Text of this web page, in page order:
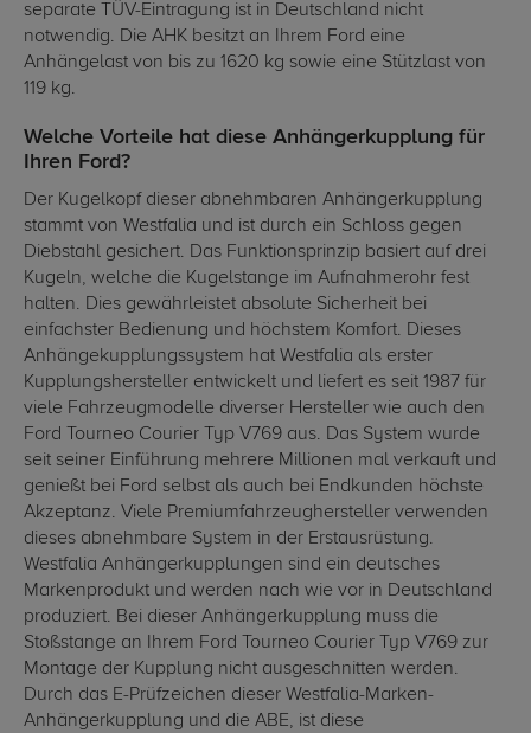
separate TÜV-Eintragung ist in Deutschland nicht
notwendig. Die AHK besitzt an Ihrem Ford eine
Anhängelast von bis zu 1620 kg sowie eine Stützlast von
119 kg.
Welche Vorteile hat diese Anhängerkupplung für
Ihren Ford?
Der Kugelkopf dieser abnehmbaren Anhängerkupplung
stammt von Westfalia und ist durch ein Schloss gegen
Diebstahl gesichert. Das Funktionsprinzip basiert auf drei
Kugeln, welche die Kugelstange im Aufnahmerohr fest
halten. Dies gewährleistet absolute Sicherheit bei
einfachster Bedienung und höchstem Komfort. Dieses
Anhängekupplungssystem hat Westfalia als erster
Kupplungshersteller entwickelt und liefert es seit 1987 für
viele Fahrzeugmodelle diverser Hersteller wie auch den
Ford Tourneo Courier Typ V769 aus. Das System wurde
seit seiner Einführung mehrere Millionen mal verkauft und
genießt bei Ford selbst als auch bei Endkunden höchste
Akzeptanz. Viele Premiumfahrzeughersteller verwenden
dieses abnehmbare System in der Erstausrüstung.
Westfalia Anhängerkupplungen sind ein deutsches
Markenprodukt und werden nach wie vor in Deutschland
produziert. Bei dieser Anhängerkupplung muss die
Stoßstange an Ihrem Ford Tourneo Courier Typ V769 zur
Montage der Kupplung nicht ausgeschnitten werden.
Durch das E-Prüfzeichen dieser Westfalia-Marken-
Anhängerkupplung und die ABE, ist diese